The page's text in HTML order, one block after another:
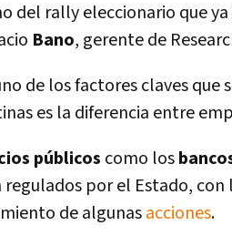
del rally eleccionario que
Bano, gerente de
de los factores claves que
es la diferencia entre
públicos como los
regulados por el Estado,
de algunasacciones.